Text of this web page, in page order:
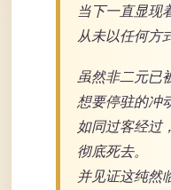
当下一直显现
从未以任何方
虽然非二元已
想要停驻的冲
如同过客经过
彻底死去。
并见证这纯然